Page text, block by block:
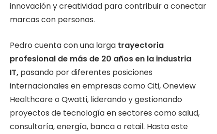
innovación y creatividad para contribuir a conectar
marcas con personas.
Pedro cuenta con una larga trayectoria
profesional de más de 20 años en la industria
IT, pasando por diferentes posiciones
internacionales en empresas como Citi, Oneview
Healthcare o Qwatti, liderando y gestionando
proyectos de tecnología en sectores como salud,
consultoría, energía, banca o retail. Hasta este